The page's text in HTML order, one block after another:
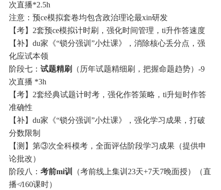
次直播*2.5h
注意：预ce模拟套卷均包含政治理论最xin研发
【考】2套预ce模拟计时刷，强化时间管理，ti升作答速度
【补】du家《“锁分强训”小灶课》，消除核心丢分点，强
化应试本领
阶段七： 试题精刷
（历年试题精细刷，把握命题趋势）-9
次直播 *3h
【考】2套经典试题计时考，强化作答策略，ti升短时作答
准确性
【补】du家《“锁分强训”小灶课》，强化学习成果，打破
分数限制
【测】第③次全科模考，全面评估阶段学习成果（提供申
论批改）
阶段八： 考前mi训
（考前线上集训23天+7天7晚面授）（直
播≮160课时）